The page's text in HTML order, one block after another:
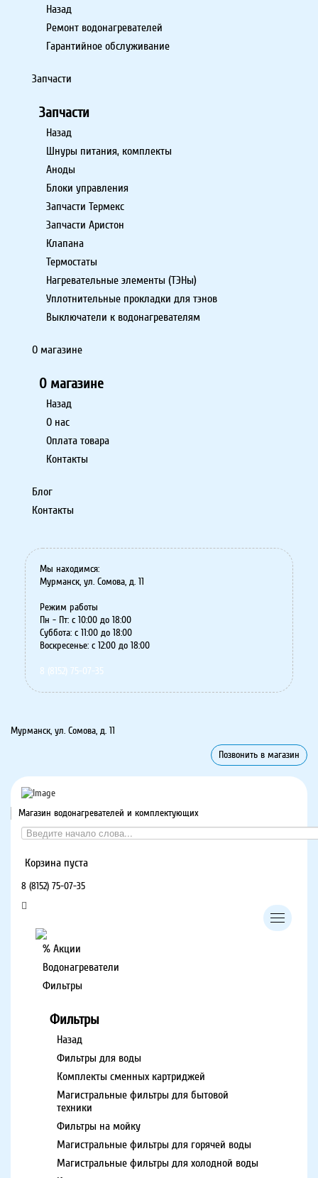
Назад
Ремонт водонагревателей
Гарантийное обслуживание
Запчасти
Запчасти
Назад
Шнуры питания, комплекты
Аноды
Блоки управления
Запчасти Термекс
Запчасти Аристон
Клапана
Термостаты
Нагревательные элементы (ТЭНы)
Уплотнительные прокладки для тэнов
Выключатели к водонагревателям
О магазине
О магазине
Назад
О нас
Оплата товара
Контакты
Блог
Контакты
Мы находимся:
Мурманск, ул. Сомова, д. 11
Режим работы
Пн - Пт: с 10:00 до 18:00
Суббота: с 11:00 до 18:00
Воскресенье: с 12:00 до 18:00
8 (8152) 75-07-35
Мурманск, ул. Сомова, д. 11
Позвонить в магазин
Магазин водонагревателей и комплектующих
Корзина пуста
8 (8152) 75-07-35
% Акции
Водонагреватели
Фильтры
Фильтры
Назад
Фильтры для воды
Комплекты сменных картриджей
Магистральные фильтры для бытовой
техники
Фильтры на мойку
Магистральные фильтры для горячей воды
Магистральные фильтры для холодной воды